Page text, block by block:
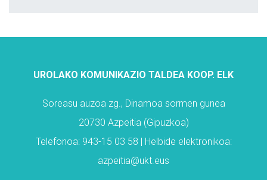
UROLAKO KOMUNIKAZIO TALDEA KOOP. ELK
Soreasu auzoa zg., Dinamoa sormen gunea
20730 Azpeitia (Gipuzkoa)
Telefonoa: 943-15 03 58 | Helbide elektronikoa:
azpeitia@ukt.eus